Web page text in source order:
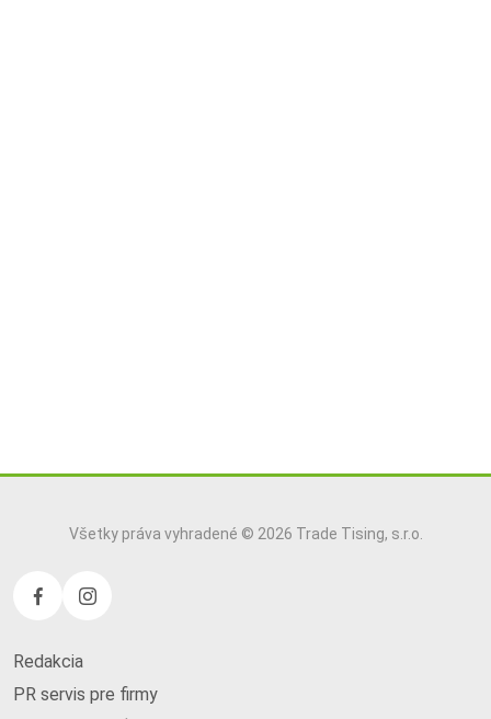
Všetky práva vyhradené © 2026 Trade Tising, s.r.o.
Redakcia
PR servis pre firmy